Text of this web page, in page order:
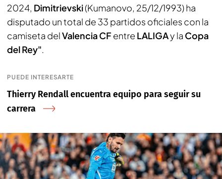
2024, Dimitrievski(Kumanovo, 25/12/1993) ha
disputado un total de 33 partidos oficiales con la
camiseta delValencia CFentre LALIGAy la Copa
del Rey".
PUEDE INTERESARTE
Thierry Rendall encuentra equipo para seguir su
carrera